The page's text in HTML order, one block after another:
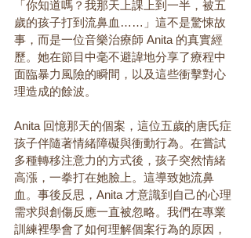
「你知道嗎？我那天上課上到一半，被五
歲的孩子打到流鼻血……」這不是驚悚故
事，而是一位音樂治療師 Anita 的真實經
歷。她在節目中毫不避諱地分享了療程中
面臨暴力風險的瞬間，以及這些衝擊對心
理造成的餘波。
Anita 回憶那天的個案，這位五歲的唐氏症
孩子伴隨著情緒障礙與衝動行為。在嘗試
多種轉移注意力的方式後，孩子突然情緒
高漲，一拳打在她臉上。這導致她流鼻
血。事後反思，Anita 才意識到自己的心理
需求與創傷反應一直被忽略。我們在專業
訓練裡學會了如何理解個案行為的原因，